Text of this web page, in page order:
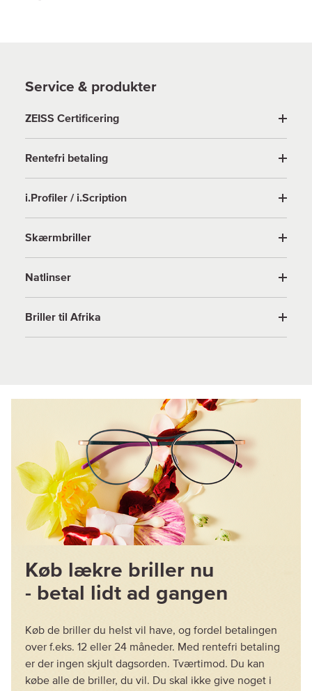
Service & produkter
ZEISS Certificering
Rentefri betaling
i.Profiler / i.Scription
Skærmbriller
Natlinser
Briller til Afrika
Køb lækre briller nu
- betal lidt ad gangen
Køb de briller du helst vil have, og fordel betalingen
over f.eks. 12 eller 24 måneder. Med rentefri betaling
er der ingen skjult dagsorden. Tværtimod. Du kan
købe alle de briller, du vil. Du skal ikke give noget i